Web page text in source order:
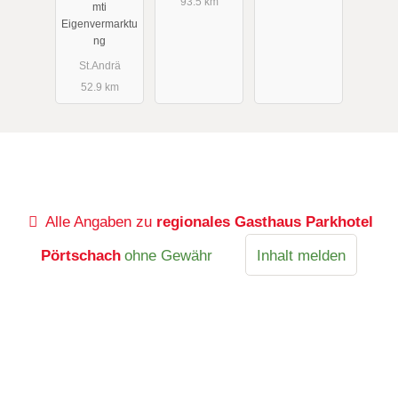
mti
Eigenvermarktu
ng
St.Andrä
52.9 km
Alle Angaben zu regionales Gasthaus Parkhotel
Pörtschach ohne Gewähr Inhalt melden